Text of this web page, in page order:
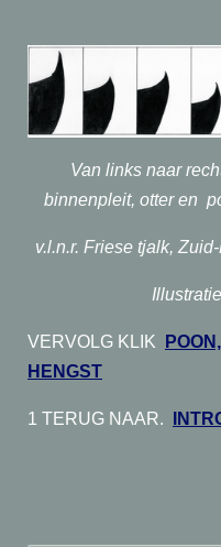
Van links naar
binnenpleit, otter en
v.l.n.r. Friese tjalk,
VERVOLG KLIK
HENGST
1 TERUG NAAR.